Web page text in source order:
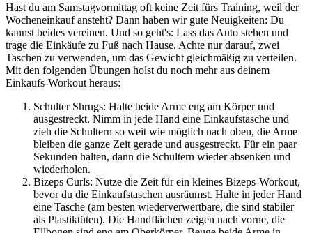
Hast du am Samstagvormittag oft keine Zeit fürs Training, weil der
Wocheneinkauf ansteht? Dann haben wir gute Neuigkeiten: Du
kannst beides vereinen. Und so geht's: Lass das Auto stehen und
trage die Einkäufe zu Fuß nach Hause. Achte nur darauf, zwei
Taschen zu verwenden, um das Gewicht gleichmäßig zu verteilen.
Mit den folgenden Übungen holst du noch mehr aus deinem
Einkaufs-Workout heraus:
Schulter Shrugs: Halte beide Arme eng am Körper und
ausgestreckt. Nimm in jede Hand eine Einkaufstasche und
zieh die Schultern so weit wie möglich nach oben, die Arme
bleiben die ganze Zeit gerade und ausgestreckt. Für ein paar
Sekunden halten, dann die Schultern wieder absenken und
wiederholen.
Bizeps Curls: Nutze die Zeit für ein kleines Bizeps-Workout,
bevor du die Einkaufstaschen ausräumst. Halte in jeder Hand
eine Tasche (am besten wiederverwertbare, die sind stabiler
als Plastiktüten). Die Handflächen zeigen nach vorne, die